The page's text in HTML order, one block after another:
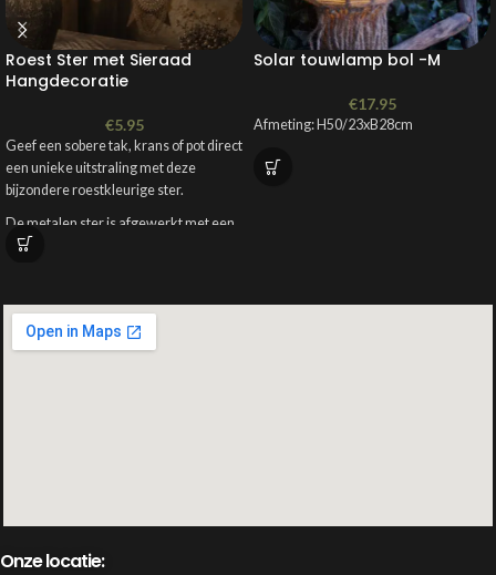
Roest Ster met Sieraad
Hangdecoratie
€5.95
Geef een sobere tak, krans of pot direct
een unieke uitstraling met deze
bijzondere roestkleurige ster.
De metalen ster is afgewerkt met een
sierlijke hanger, waardoor hij perfect
Solar touwlamp bol -M
€17.95
Afmeting: H50/23xB28cm
Onze locatie: